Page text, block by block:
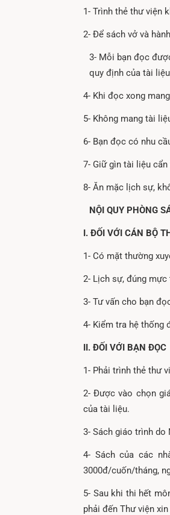
1- Trình thẻ thư viện
2- Để sách vở và
3- Mỗi bạn đọc
quy định của tài
4- Khi đọc xong
5- Không mang tài
6- Bạn đọc có nhu
7- Giữ gìn tài liệu
8- Ăn mặc lịch sự,
NỘI QUY PHÒNG
I. ĐỐI VỚI CÁN BỘ
1- Có mặt thường
2- Lịch sự, đúng
3- Tư vấn cho bạn
4- Kiểm tra hệ thống
II. ĐỐI VỚI BẠN ĐỌC
1- Phải trình thẻ thư
2- Được vào chọn
của tài liệu.
3- Sách giáo trình
4- Sách của các
3000đ/cuốn/tháng,
5- Sau khi thi hết
phải đến Thư viện xin